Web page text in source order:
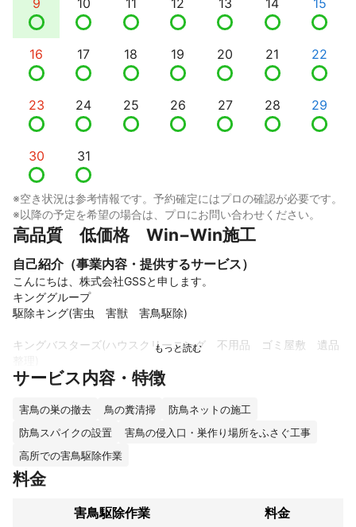
16 17 18 19 20 21 22
23 24 25 26 27 28 29
30 31
※空き状況は参考情報です。予約確定にはプロの確認が必要です。
※以降の予定を希望の場合は、プロにお問い合わせください。
高品質　低価格　Win−Win施工
自己紹介（事業内容・提供するサービス）
こんにちは、株式会社GSSと申します。
キンググループ
駆除キング(害虫　害獣　害鳥駆除)
キングバスターズ(ハウスクリーニング　不用品　ゴミ屋敷　遺品
各種専門　経験豊富にあります
お困り事は是非、ご相談下さい。
例えば、ゴミ屋敷清掃のご依頼では施工は勿論のこと害虫、害獣
駆除(ゴキブリ　ネズミ)　それに伴いハウスクリーニングまで当社
で施工可能です。
サービス内容・特徴
害鳥の巣の撤去 鳥の糞清掃
防鳥ネットの施工
防鳥スパイクの設置
害鳥の侵入口・巣作り場所をふさぐ工事
高所での害鳥駆除作業
料金
害鳥駆除作業
料金